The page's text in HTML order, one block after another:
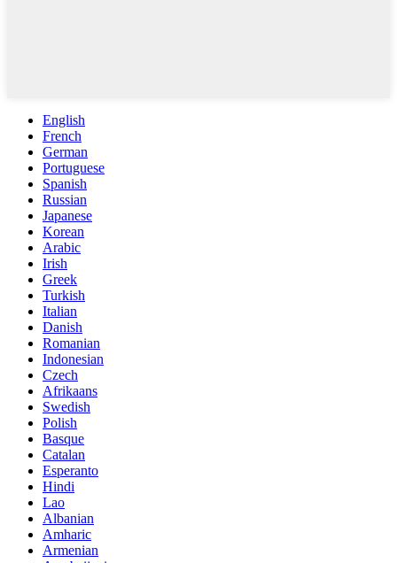
English
French
German
Portuguese
Spanish
Russian
Japanese
Korean
Arabic
Irish
Greek
Turkish
Italian
Danish
Romanian
Indonesian
Czech
Afrikaans
Swedish
Polish
Basque
Catalan
Esperanto
Hindi
Lao
Albanian
Amharic
Armenian